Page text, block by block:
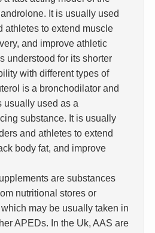
It is usually used
athletes to extend muscle
and improve athletic
understood for its shorter
with different types of
is a bronchodilator and
usually used as a
substance. It is usually
and athletes to extend
body fat, and improve
are substances
nutritional stores or
may be usually taken in
APEDs. In the Uk, AAS are